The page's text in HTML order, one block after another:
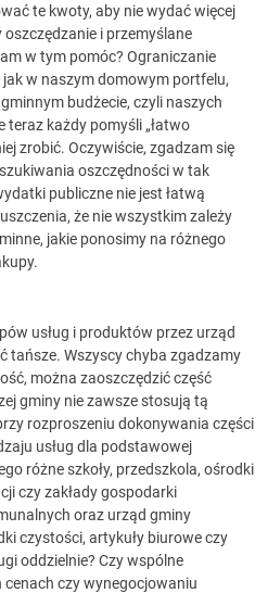
te kwoty, aby nie wydać więcej
i przemyślane
w tym pomóc? Ograniczanie
w naszym domowym portfelu,
budżecie, czyli naszych
każdy pomyśli „łatwo
zrobić. Oczywiście, zgadzam się
oszczędności w tak
publiczne nie jest łatwą
że nie wszystkim zależy
jakie ponosimy na różnego
usług i produktów przez urząd
tańsze. Wszyscy chyba zgadzamy
można zaoszczędzić część
gminy nie zawsze stosują tą
rozproszeniu dokonywania części
usług dla podstawowej
różne szkoły, przedszkola, ośrodki
czy zakłady gospodarki
oraz urząd gminy
czystości, artykuły biurowe czy
oddzielnie? Czy wspólne
czy wynegocjowaniu